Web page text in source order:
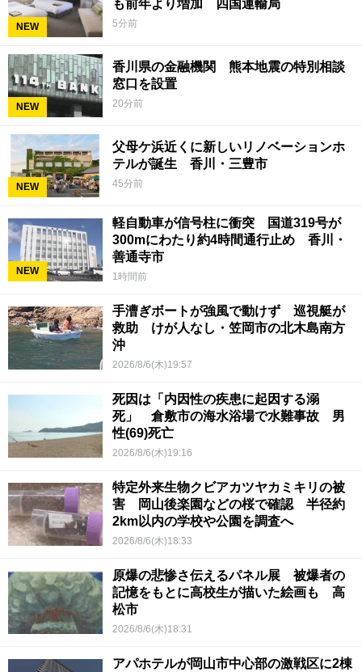
NEW
も前年より増加 四国運輸局
5分前
NEW
香川県の金融機関 熊本地震の特別相談
窓口を設置
20分前
NEW
父母ケ浜近くに新しいリノベーションホ
テルが誕生 香川・三豊市
45分前
NEW
軽自動車が信号柱に衝突 国道319号が
300mにわたり約4時間通行止め 香川・
善通寺市
1時間前
手漕ぎボートが強風で動けず 巡視艇が
救助 けが人なし・笠岡市の北木島南方
沖
2026/8/6(木)19:57
死因は「内因性の疾患に起因する溺
死」 倉敷市の海水浴場で水難事故 男
性(69)死亡
2026/8/6(木)19:16
特定外来生物クビアカツヤカミキリの被
害 岡山後楽園などの桜で確認 半径約
2km以内の学校や公園を調査へ
2026/8/6(木)18:33
原爆の悲惨さ伝えるパネル展 被爆者の
記憶をもとに高校生が描いた絵画も 高
松市
2026/8/6(木)18:31
アパホテルが岡山市中心部の激戦区に2棟